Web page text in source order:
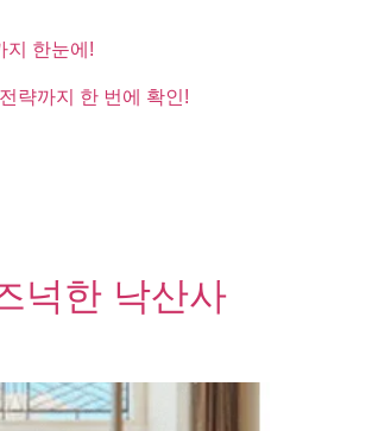
지 한눈에!
략까지 한 번에 확인!
넉한 낙산사